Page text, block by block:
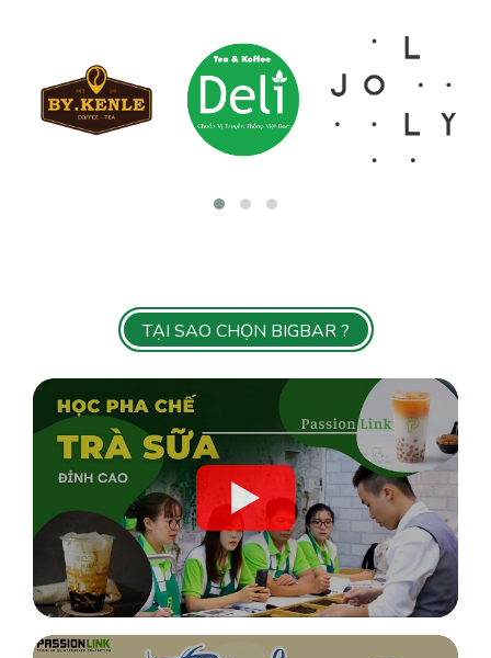
TẠI SAO CHỌN BIGBAR ?